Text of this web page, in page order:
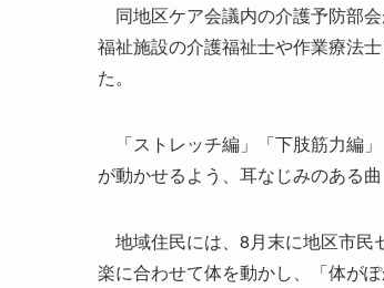
同地区ケア会議内の介護予防部
福祉施設の介護福祉士や作業療法
た。
「ストレッチ編」「下肢筋力編
が動かせるよう、耳なじみのある
地域住民には、8月末に地区市民
楽に合わせて体を動かし、「体が